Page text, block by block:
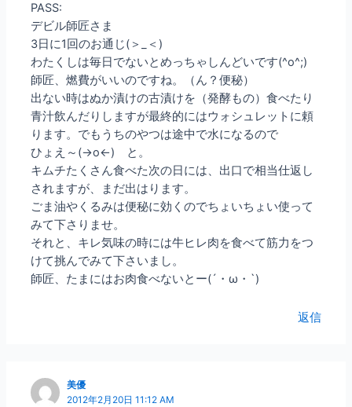
PASS:
デビル師匠さま
3日に1回のお通じ(＞_＜)
わたくしは毎日でないとめっちゃしんどいです(^o^;)
師匠、燃費がいいのですね。（ん？便秘）
出ない時はぬか漬けの古漬けを（発酵もの）食べたり
青汁飲んだりしますが最終的にはウォシュレットに頼
ります。でもうちのやつは途中で水になるので
ひょえ～(→o←)ゞと。
キムチたくさん食べた次の日には、出口で相当仕返し
されますが、まだ出はります。
ごま油やくるみは便秘に効くのでちょいちょい使って
みて下さりませ。
それと、キレ気味の時には牛ヒレ肉を食べて筋力をつ
けて挑んでみて下さいまし。
師匠、たまにはお肉食べないとー(´・ω・`)
返信
美優
2012年2月20日 11:12 AM